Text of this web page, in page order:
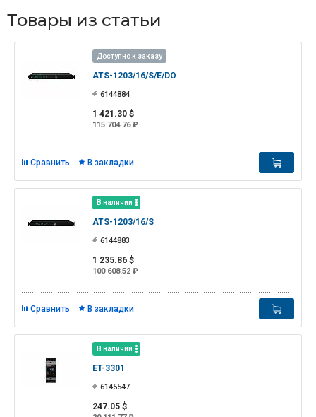
Товары из статьи
Доступно к заказу
ATS-1203/16/S/E/DO
6144884
1 421.30 $
115 704.76 ₽
Сравнить В закладки
В наличии
ATS-1203/16/S
6144883
1 235.86 $
100 608.52 ₽
Сравнить В закладки
В наличии
ET-3301
6145547
247.05 $